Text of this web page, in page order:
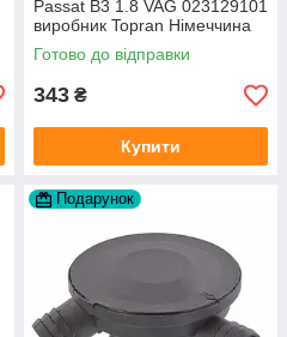
Passat B3 1.8 VAG 023129101
виробник Topran Німеччина
Готово до відправки
343 ₴
Купити
Подарунок